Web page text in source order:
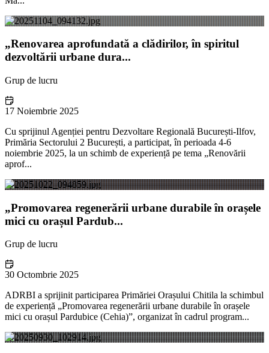
„Renovarea aprofundată a clădirilor, în spiritul
dezvoltării urbane dura...
Grup de lucru
17 Noiembrie 2025
Cu sprijinul Agenției pentru Dezvoltare Regională București-Ilfov,
Primăria Sectorului 2 București, a participat, în perioada 4-6
noiembrie 2025, la un schimb de experiență pe tema „Renovării
aprof...
„Promovarea regenerării urbane durabile în orașele
mici cu orașul Pardub...
Grup de lucru
30 Octombrie 2025
ADRBI a sprijinit participarea Primăriei Orașului Chitila la schimbul
de experiență „Promovarea regenerării urbane durabile în orașele
mici cu orașul Pardubice (Cehia)”, organizat în cadrul program...